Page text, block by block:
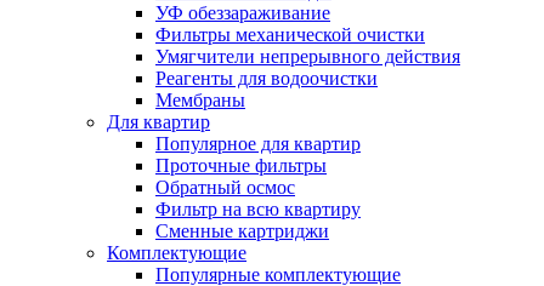
УФ обеззараживание
Фильтры механической очистки
Умягчители непрерывного действия
Реагенты для водоочистки
Мембраны
Для квартир
Популярное для квартир
Проточные фильтры
Обратный осмос
Фильтр на всю квартиру
Сменные картриджи
Комплектующие
Популярные комплектующие